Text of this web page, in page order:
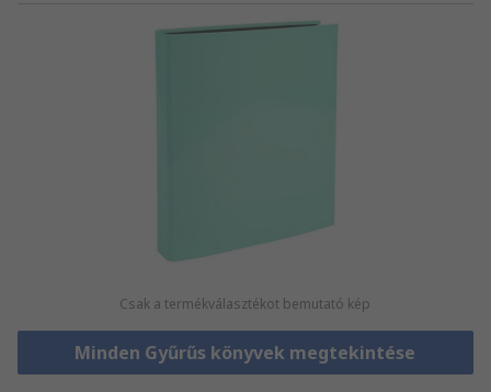
Csak a termékválasztékot bemutató kép
Minden Gyűrűs könyvek megtekintése